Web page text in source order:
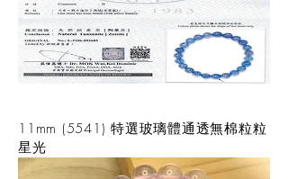
11mm (5541) 特選玻璃體通透無棉粒粒
星光